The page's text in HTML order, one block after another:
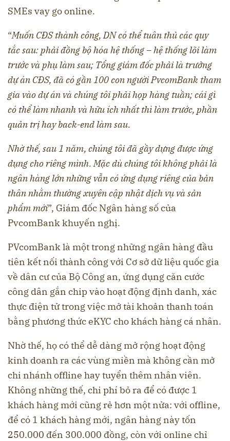
SMEs vay go online.
“Muốn CĐS thành công, DN có thể tuân thủ các quy
tắc sau: phải đồng bộ hóa hệ thống – hệ thống lõi làm
trước và phụ làm sau; Tổng giám đốc phải là trưởng
dự án CĐS, đã có gần 100 con người PvcomBank tham
gia vào dự án và chúng tôi phải họp hàng tuần; cái gì
có thể làm nhanh và hữu ích nhất thì làm trước, phần
quản trị hay back-end làm sau.
Nhờ thế, sau 1 năm, chúng tôi đã gầy dựng được ứng
dụng cho riêng mình. Mặc dù chúng tôi không phải là
ngân hàng lớn những vẫn có ứng dụng riêng của bản
thân nhằm thường xuyên cập nhật dịch vụ và sản
phẩm mới”, Giám đốc Ngân hàng số của
PvcomBank khuyến nghị.
PVcomBank là một trong những ngân hàng đầu
tiên kết nối thành công với Cơ sở dữ liệu quốc gia
về dân cư của Bộ Công an, ứng dụng căn cước
công dân gắn chip vào hoạt động định danh, xác
thực điện tử trong việc mở tài khoản thanh toán
bằng phương thức eKYC cho khách hàng cá nhân.
Nhờ thế, họ có thể dễ dàng mở rộng hoạt động
kinh doanh ra các vùng miền mà không cần mở
chi nhánh offline hay tuyển thêm nhân viên.
Không những thế, chi phí bỏ ra để có được 1
khách hàng mới cũng rẻ hơn một nửa: với offline,
để có 1 khách hàng mới, ngân hàng này tốn
250.000 đến 300.000 đồng, còn với online chỉ